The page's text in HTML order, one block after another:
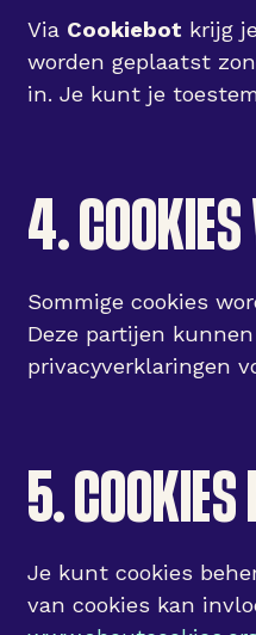
Via Cookiebot krijg
worden geplaatst
in. Je kunt je
4.
Sommige cookies
Deze partijen
privacyverklaringen
5. COOKIES
Je kunt cookies
van cookies kan